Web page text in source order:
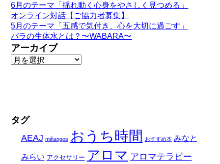
6月のテーマ「揺れ動く心身をやさしく見つめる」
オンライン対話【ご協力者募集】
5月のテーマ「五感で気付き、心を大切に過ごす」
バラの生体水とは？〜WABARA〜
アーカイブ
タグ
AEAJ miñangos おうち時間 おすすめ本 みなと
みらい アクセサリー アロマ アロマテラピー